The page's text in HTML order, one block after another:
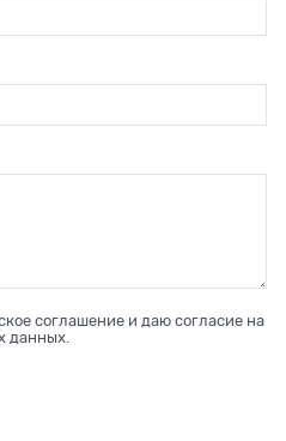
соглашение и даю согласие на
данных.